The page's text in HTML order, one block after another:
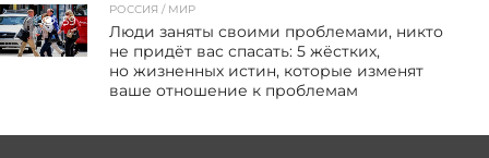
59
РОССИЯ / МИР
Люди заняты своими проблемами, никто
не придёт вас спасать: 5 жёстких,
но жизненных истин, которые изменят
ваше отношение к проблемам